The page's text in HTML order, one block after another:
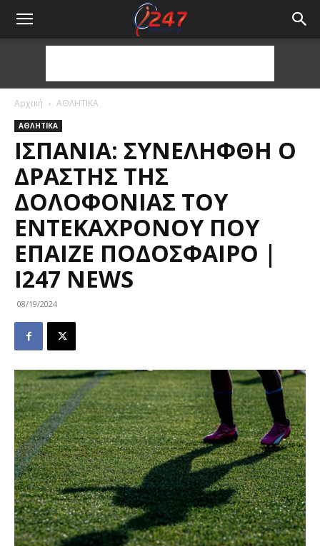
Αρχική ΑΘΛΗΤΙΚΑ
ΑΘΛΗΤΙΚΑ
ΙΣΠΑΝΊΑ: ΣΥΝΕΛΉΦΘΗ Ο
ΔΡΆΣΤΗΣ ΤΗΣ
ΔΟΛΟΦΟΝΊΑΣ ΤΟΥ
ΕΝΤΕΚΆΧΡΟΝΟΥ ΠΟΥ
ΈΠΑΙΖΕ ΠΟΔΌΣΦΑΙΡΟ |
I247 NEWS
08/19/2024